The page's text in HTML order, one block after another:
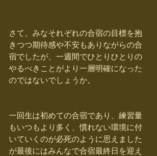
さて、みなそれぞれの合宿の目標を抱
きつつ期待感や不安もありながらの合
宿でしたが、一週間でひとりひとりの
やるべきことがより一層明確になった
のではないでしょうか。
一回生は初めての合宿であり、練習量
もいつもより多く、慣れない環境に付
いていくのが必死のように思えました
が最後にはみんなで合宿最終日を迎え